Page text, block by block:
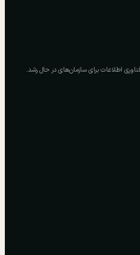
اطلاعات برای سازمان‌های در حال رشد.